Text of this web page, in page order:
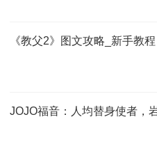
《教父2》图文攻略_新手教程
JOJO福音：人均替身使者，